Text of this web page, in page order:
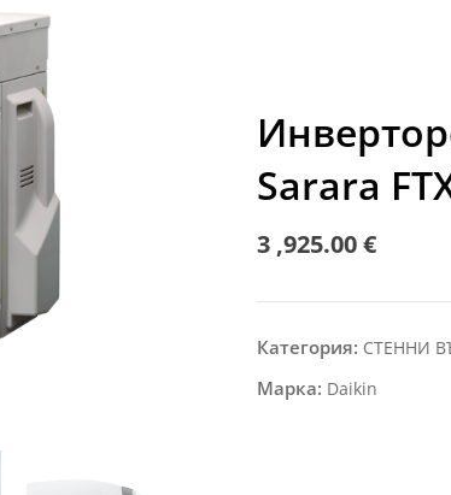
Sarara
3 ,925.00€
Категория: СТЕННИ
Марка: Daikin